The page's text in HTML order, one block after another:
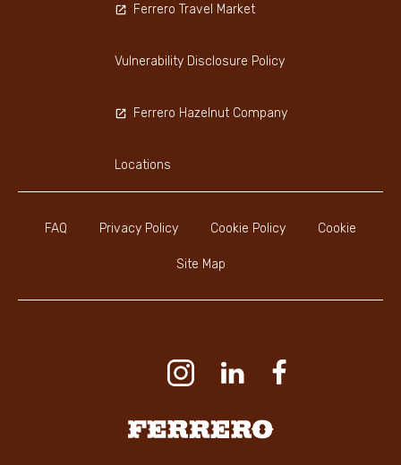
FAQ Privacy Policy Cookie Policy Cookie
Site Map
Ferrero Travel Market
Vulnerability Disclosure Policy
Ferrero Hazelnut Company
Locations
Ferrero
Youtube Channel
Instagram
LinkedIn